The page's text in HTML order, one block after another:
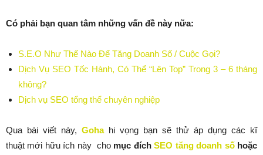
Có phải bạn quan tâm những vấn đề này nữa:
S.E.O Như Thế Nào Để Tăng Doanh Số / Cuộc Gọi?
Dịch Vụ SEO Tốc Hành, Có Thể “Lên Top” Trong 3 – 6 tháng
không?
Dịch vụ SEO tổng thể chuyên nghiệp
Qua bài viết này, Gohahi vọng bạn sẽ thử áp dụng các kĩ
thuật mới hữu ích này cho mục đíchSEO tăng doanh sốhoặc